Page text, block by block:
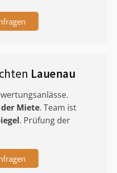
Lauenau
der Miete. Team ist
. Prüfung der